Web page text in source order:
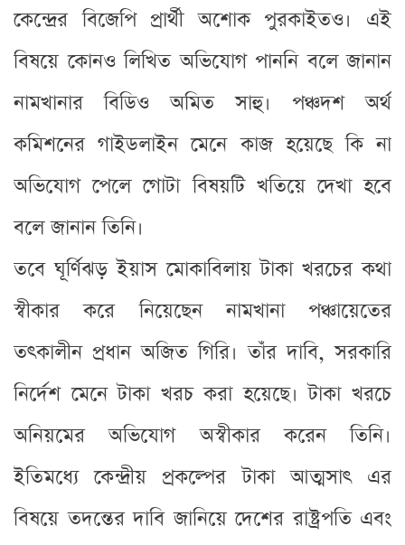
কেন্দ্রের বিজেপি প্রার্থী অশোক পুরকাইতও। এই
বিষয়ে কোনও লিখিত অভিযোগ পাননি বলে জানান
নামখানার বিডিও অমিত সাহু। পঞ্চদশ অর্থ
কমিশনের গাইডলাইন মেনে কাজ হয়েছে কি না
অভিযোগ পেলে গোটা বিষয়টি খতিয়ে দেখা হবে
বলে জানান তিনি।
তবে ঘূর্ণিঝড় ইয়াস মোকাবিলায় টাকা খরচের কথা
স্বীকার করে নিয়েছেন নামখানা পঞ্চায়েতের
তৎকালীন প্রধান অজিত গিরি। তাঁর দাবি, সরকারি
নির্দেশ মেনে টাকা খরচ করা হয়েছে। টাকা খরচে
অনিয়মের অভিযোগ অস্বীকার করেন তিনি।
ইতিমধ্যে কেন্দ্রীয় প্রকল্পের টাকা আত্মসাৎ এর
বিষয়ে তদন্তের দাবি জানিয়ে দেশের রাষ্ট্রপতি এবং